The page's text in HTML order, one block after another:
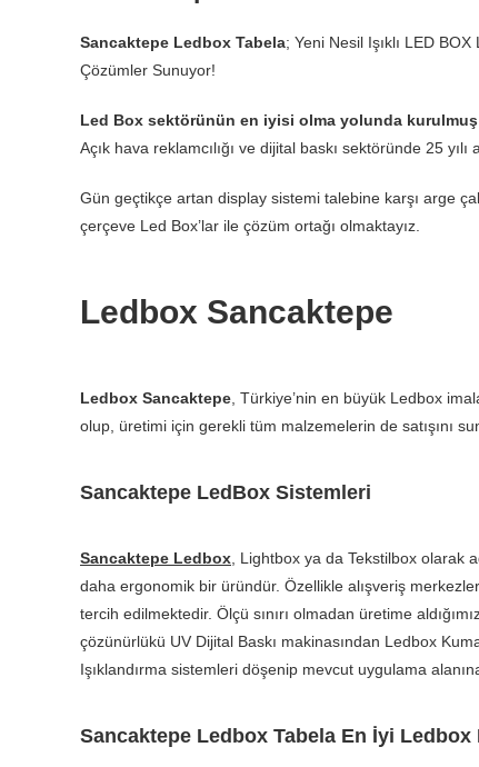
Sancaktepe Ledbox Tabela; Yeni Nesil Işıklı LED
Çözümler Sunuyor!
Led Box sektörünün en iyisi olma yolunda kurulmuş
Açık hava reklamcılığı ve dijital baskı sektöründe 25
Gün geçtikçe artan display sistemi talebine karşı arge
çerçeve Led Box’lar ile çözüm ortağı olmaktayız.
Ledbox Sancaktepe
Ledbox Sancaktepe , Türkiye’nin en büyük Ledbox
olup, üretimi için gerekli tüm malzemelerin de satışını
Sancaktepe LedBox Sistemleri
Sancaktepe Ledbox , Lightbox ya da Tekstilbox olarak
daha ergonomik bir üründür. Özellikle alışveriş
tercih edilmektedir. Ölçü sınırı olmadan üretime
çözünürlükü UV Dijital Baskı makinasından Ledbox
Işıklandırma sistemleri döşenip mevcut uygulama
Sancaktepe Ledbox Tabela En İyi Ledbox